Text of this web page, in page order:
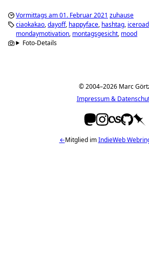
Vormittags am 01. Februar 2021 zuhause
ciaokakao dayoff happyface hashtag
mondaymotivation montagsgesicht mood
Foto-Details
© 2004–2026 Marc
Impressum &
←Mitglied imIndieWeb